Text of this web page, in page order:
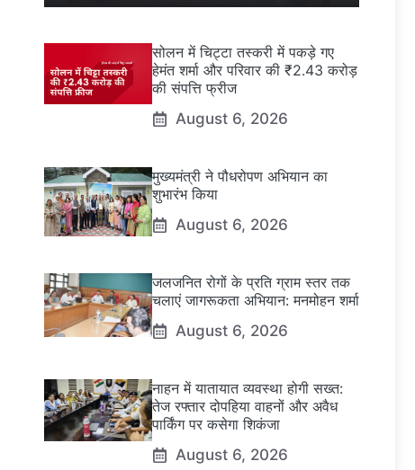
सोलन में चिट्टा तस्करी में पकड़े गए
हेमंत शर्मा और परिवार की ₹2.43 करोड़
की संपत्ति फ्रीज
August 6, 2026
मुख्यमंत्री ने पौधरोपण अभियान का
शुभारंभ किया
August 6, 2026
जलजनित रोगों के प्रति ग्राम स्तर तक
चलाएं जागरूकता अभियान: मनमोहन शर्मा
August 6, 2026
नाहन में यातायात व्यवस्था होगी सख्त:
तेज रफ्तार दोपहिया वाहनों और अवैध
पार्किंग पर कसेगा शिकंजा
August 6, 2026